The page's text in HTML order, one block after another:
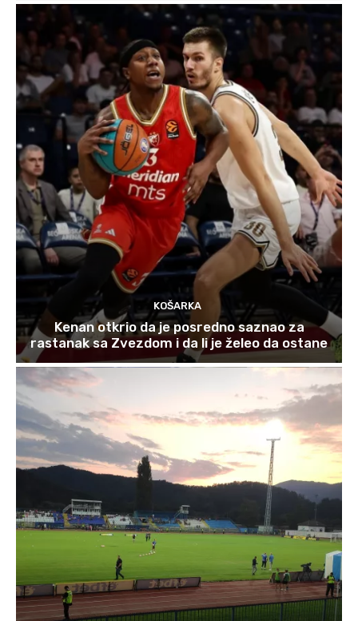
KOŠARKA
Kenan otkrio da je posredno saznao za
rastanak sa Zvezdom i da li je želeo da ostane